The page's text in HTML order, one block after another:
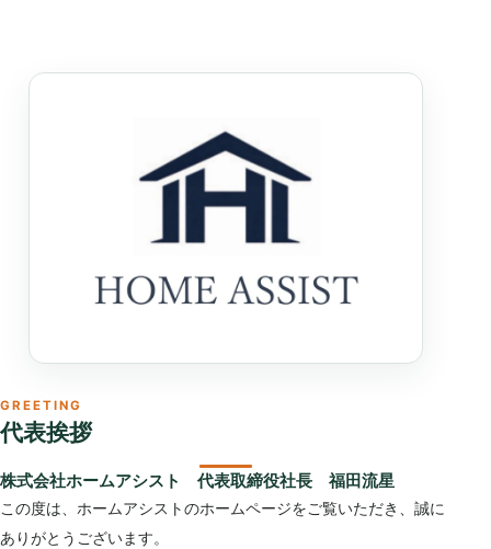
GREETING
代表挨拶
株式会社ホームアシスト 代表取締役社長 福田流星
この度は、ホームアシストのホームページをご覧いただき、誠に
ありがとうございます。